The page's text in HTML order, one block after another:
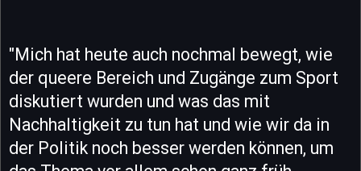
"Mich hat heute auch nochmal bewegt, wie
der queere Bereich und Zugänge zum Sport
diskutiert wurden und was das mit
Nachhaltigkeit zu tun hat und wie wir da in
der Politik noch besser werden können, um